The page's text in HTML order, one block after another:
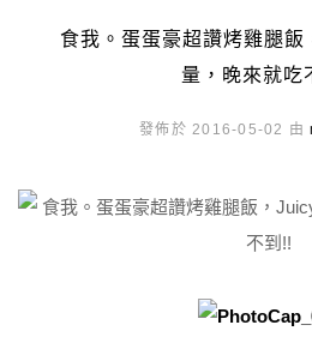
食我。蛋蛋豪超讚烤雞腿
量，晚來就吃
發佈於 2016-05-02 由